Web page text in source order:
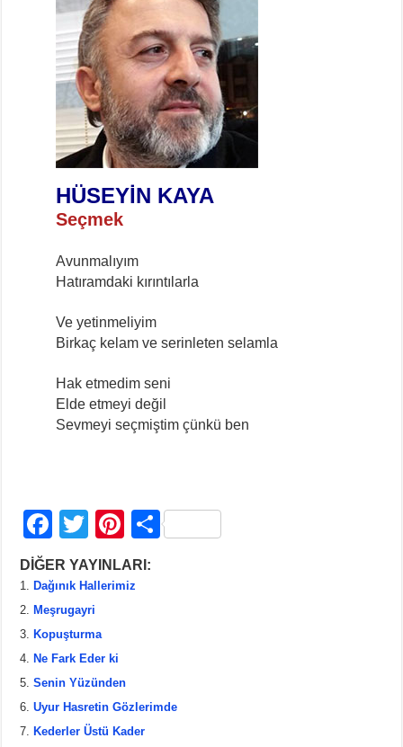
HÜSEYİN KAYA
Seçmek
Avunmalıyım
Hatıramdaki kırıntılarla
Ve yetinmeliyim
Birkaç kelam ve serinleten selamla
Hak etmedim seni
Elde etmeyi değil
Sevmeyi seçmiştim çünkü ben
F
a
c
e
b
o
o
k
T
wi
tt
er
Pi
nt
er
S
DİĞER YAYINLARI:
Dağınık Hallerimiz
Meşrugayri
Kopuşturma
Ne Fark Eder ki
Senin Yüzünden
Uyur Hasretin Gözlerimde
Kederler Üstü Kader